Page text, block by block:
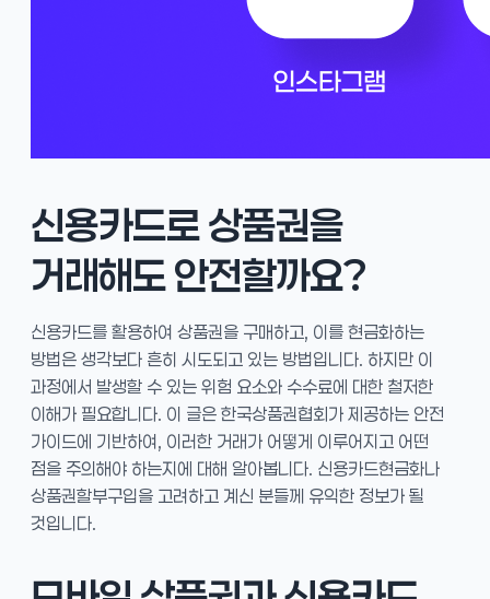
신용카드로 상품권을
거래해도 안전할까요?
신용카드를 활용하여 상품권을 구매하고, 이를 현금화하는
방법은 생각보다 흔히 시도되고 있는 방법입니다. 하지만 이
과정에서 발생할 수 있는 위험 요소와 수수료에 대한 철저한
이해가 필요합니다. 이 글은 한국상품권협회가 제공하는 안전
가이드에 기반하여, 이러한 거래가 어떻게 이루어지고 어떤
점을 주의해야 하는지에 대해 알아봅니다. 신용카드현금화나
상품권할부구입을 고려하고 계신 분들께 유익한 정보가 될
것입니다.